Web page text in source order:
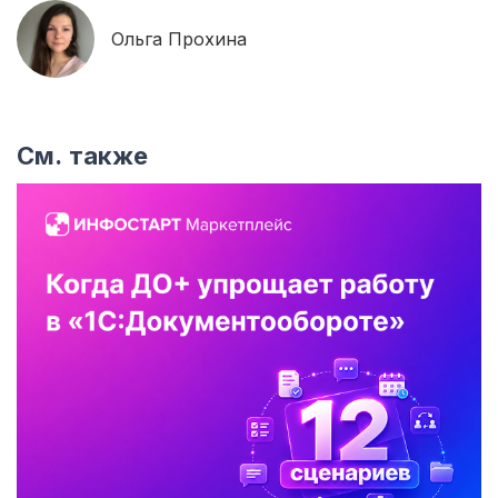
Ольга Прохина
См. также